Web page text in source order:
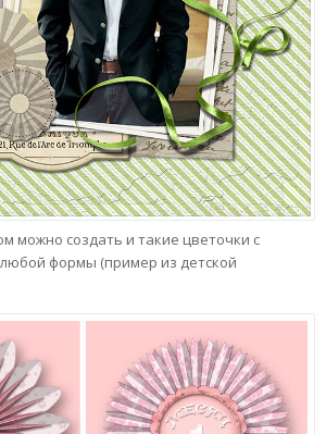
можно создать и такие цветочки с
формы (пример из детской